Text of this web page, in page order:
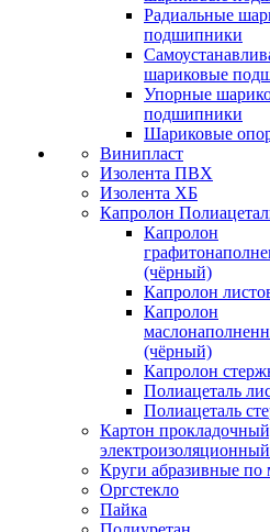
Радиальные
подшипники
шариковые
Упорные
подшипники
Шариковые
Винипласт
Изолента ПВХ
Изолента ХБ
Капролон
Капролон
(чёрный)
Капролон
Капролон
(чёрный)
Капролон
Полиацеталь
Полиацеталь
Картон
электроизоляционный
Круги абразивные по
Оргстекло
Пайка